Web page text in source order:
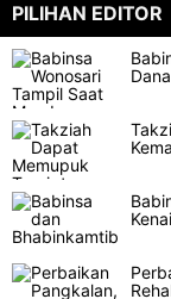
PILIHAN EDITOR